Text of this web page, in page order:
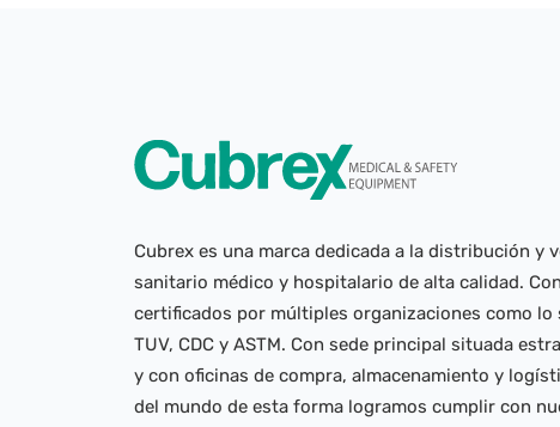
Cubrex es una marca dedicada a la distribución y
sanitario médico y hospitalario de alta calidad.
certificados por múltiples organizaciones como lo
TUV, CDC y ASTM. Con sede principal situada
y con oficinas de compra, almacenamiento y
del mundo de esta forma logramos cumplir con